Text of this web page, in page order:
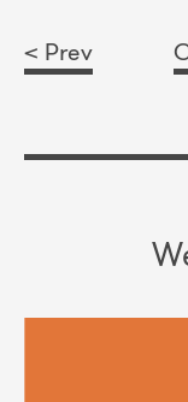
< Prev